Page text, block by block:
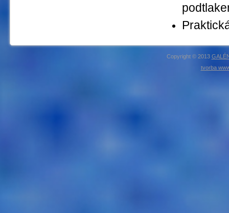
Copyright © 2013
tvorba